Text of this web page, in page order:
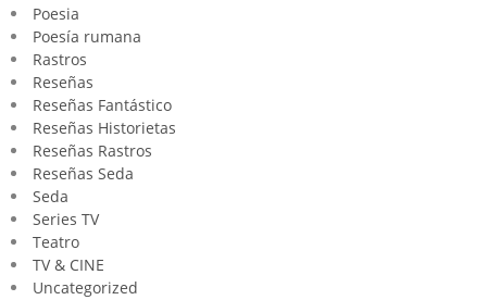
Poesia
Poesía rumana
Rastros
Reseñas
Reseñas Fantástico
Reseñas Historietas
Reseñas Rastros
Reseñas Seda
Seda
Series TV
Teatro
TV & CINE
Uncategorized